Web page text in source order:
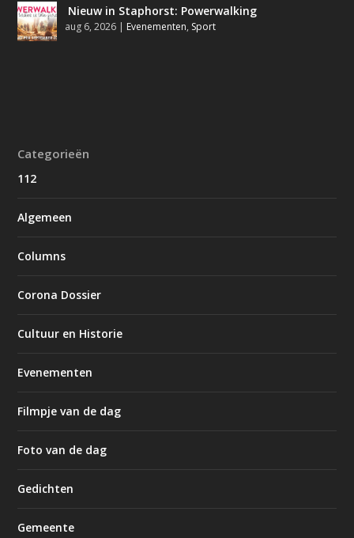
Nieuw in Staphorst: Powerwalking
aug 6, 2026 | Evenementen, Sport
Categorieën
112
Algemeen
Columns
Corona Dossier
Cultuur en Historie
Evenementen
Filmpje van de dag
Foto van de dag
Gedichten
Gemeente